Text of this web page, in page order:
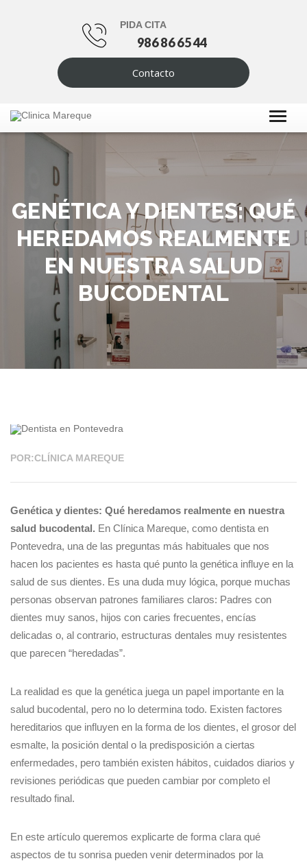
PIDA CITA
986 86 65 44
Contacto
GENÉTICA Y DIENTES: QUÉ
HEREDAMOS REALMENTE
EN NUESTRA SALUD
BUCODENTAL
POR:CLÍNICA MAREQUE
Genética y dientes: Qué heredamos realmente en nuestra
salud bucodental. En Clínica Mareque, como dentista en
Pontevedra, una de las preguntas más habituales que nos
hacen los pacientes es hasta qué punto la genética influye en la
salud de sus dientes. Es una duda muy lógica, porque muchas
personas observan patrones familiares claros: Padres con
dientes muy sanos, hijos con caries frecuentes, encías
delicadas o, al contrario, estructuras dentales muy resistentes
que parecen “heredadas”.
La realidad es que la genética juega un papel importante en la
salud bucodental, pero no lo determina todo. Existen factores
hereditarios que influyen en la forma de los dientes, el grosor del
esmalte, la posición dental o la predisposición a ciertas
enfermedades, pero también existen hábitos, cuidados diarios y
revisiones periódicas que pueden cambiar por completo el
resultado final.
En este artículo queremos explicarte de forma clara qué
aspectos de tu sonrisa pueden venir determinados por la